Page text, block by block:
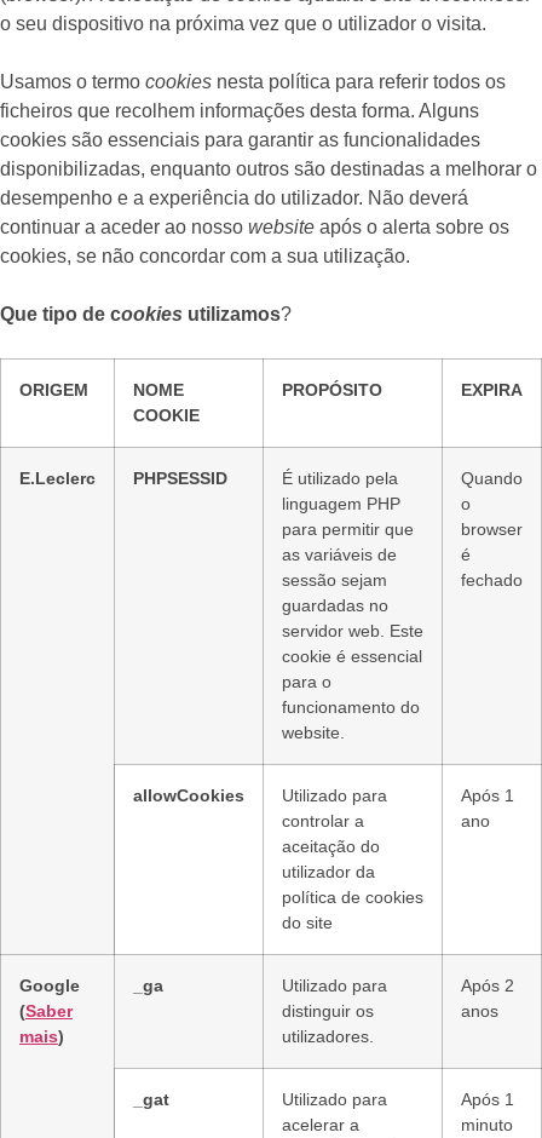
o seu dispositivo na próxima vez que o utilizador o visita.
Usamos o termo cookies nesta política para referir todos os
ficheiros que recolhem informações desta forma. Alguns
cookies são essenciais para garantir as funcionalidades
disponibilizadas, enquanto outros são destinadas a melhorar o
desempenho e a experiência do utilizador. Não deverá
continuar a aceder ao nosso website após o alerta sobre os
cookies, se não concordar com a sua utilização.
Que tipo de cookies utilizamos?
ORIGEM
NOME
COOKIE
PROPÓSITO EXPIRA
E.Leclerc PHPSESSID
É utilizado pela
linguagem PHP
para permitir que
as variáveis de
sessão sejam
guardadas no
servidor web. Este
cookie é essencial
para o
funcionamento do
website.
Quando
o
browser
é
fechado
allowCookies
Utilizado para
controlar a
aceitação do
utilizador da
política de cookies
do site
Após 1
ano
Google
(Saber
mais)
_ga
Utilizado para
distinguir os
utilizadores.
Após 2
anos
_gat
Utilizado para
acelerar a
Após 1
minuto